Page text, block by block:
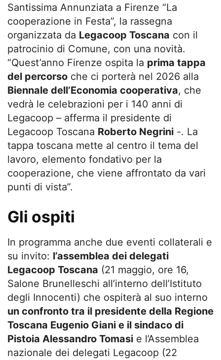
Santissima Annunziata a Firenze “La
cooperazione in Festa”, la rassegna
organizzata da Legacoop Toscana con il
patrocinio di Comune, con una novità.
“Quest’anno Firenze ospita la prima tappa
del percorso che ci porterà nel 2026 alla
Biennale dell’Economia cooperativa, che
vedrà le celebrazioni per i 140 anni di
Legacoop – afferma il presidente di
Legacoop Toscana Roberto Negrini -. La
tappa toscana mette al centro il tema del
lavoro, elemento fondativo per la
cooperazione, che viene affrontato da vari
punti di vista”.
Gli ospiti
In programma anche due eventi collaterali e
su invito: l’assemblea dei delegati
Legacoop Toscana (21 maggio, ore 16,
Salone Brunelleschi all’interno dell’Istituto
degli Innocenti) che ospiterà al suo interno
un confronto tra il presidente della Regione
Toscana Eugenio Giani e il sindaco di
Pistoia Alessandro Tomasi e l’Assemblea
nazionale dei delegati Legacoop (22